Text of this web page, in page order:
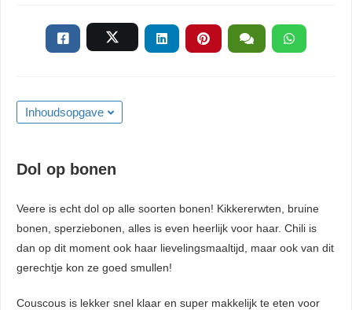
Inhoudsopgave
Dol op bonen
Veere is echt dol op alle soorten bonen! Kikkererwten, bruine
bonen, sperziebonen, alles is even heerlijk voor haar. Chili is
dan op dit moment ook haar lievelingsmaaltijd, maar ook van dit
gerechtje kon ze goed smullen!
Couscous is lekker snel klaar en super makkelijk te eten voor